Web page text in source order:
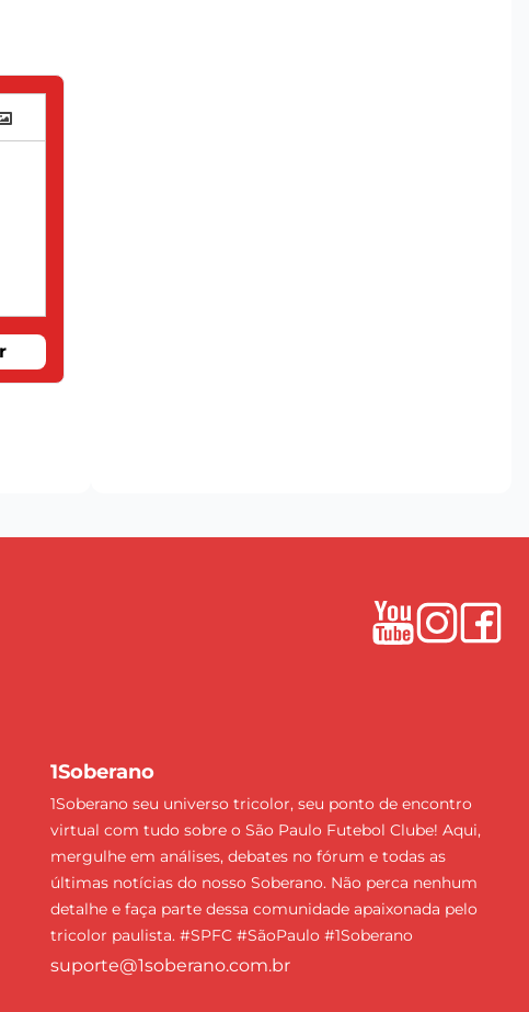
1Soberano
1Soberano seu universo tricolor, seu ponto de encontro
virtual com tudo sobre o São Paulo Futebol Clube! Aqui,
mergulhe em análises, debates no fórum e todas as
últimas notícias do nosso Soberano. Não perca nenhum
detalhe e faça parte dessa comunidade apaixonada pelo
tricolor paulista. #SPFC #SãoPaulo #1Soberano
suporte@1soberano.com.br